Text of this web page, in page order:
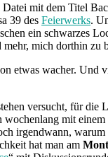
mit dem Titel
39 des Feierwerks.
ein schwarzes
mich dorthin zu
etwas wacher. Und
versucht, für
mit
irgendwann,
hat man am